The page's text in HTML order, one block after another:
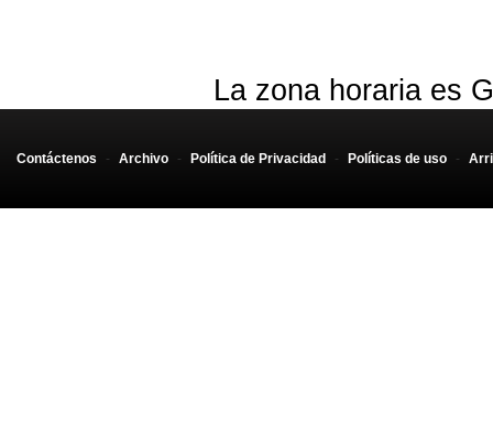
La zona horaria es
Contáctenos - Archivo - Política de Privacidad - Políticas de uso -